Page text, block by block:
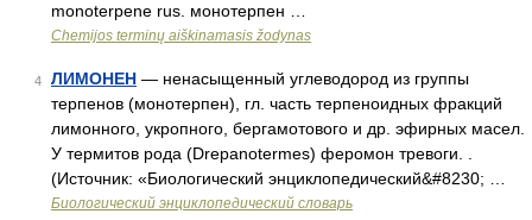
monoterpene rus. монотерпен …
Chemijos terminų aiškinamasis žodynas
4 ЛИМОНЕН — ненасыщенный углеводород из группы
терпенов (монотерпен), гл. часть терпеноидных фракций
лимонного, укропного, бергамотового и др. эфирных масел.
У термитов рода (Drepanotermes) феромон тревоги. .
(Источник: «Биологический энциклопедический&#8230; …
Биологический энциклопедический словарь